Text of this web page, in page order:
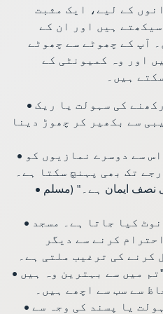
کے لیے، ایک مثبت
ہیں اور ان کے
آپ کے چھوٹے سے چھوٹے
اور وہ کمیونٹی کے
ہیں۔
• جب مسجد میں مناسب جوتے رکھنے کی سہولت یا ریک
سے بکھیر کر چھوڑ دینا
• یہ عمل مکروہ ہے اور اگر اس سے دوسرے نمازیوں کو
تک بھی پہنچ سکتا ہے۔
• نبی کریم (ﷺ) نے فرمایا: "صفائی نصف ایمان ہے۔" (مسلم
• مسجد میں کیا گیا ہر عمل نوٹ کیا جاتا ہے۔ مسجد
کرنے سے دیگر
کرنے کی ترغیب ملتی ہے۔
• نبی کریم (ﷺ) نے فرمایا: "تم میں سے بہترین وہ ہیں
• اگر کوئی شخص محض اپنی سہولت یا پسند کی وجہ سے